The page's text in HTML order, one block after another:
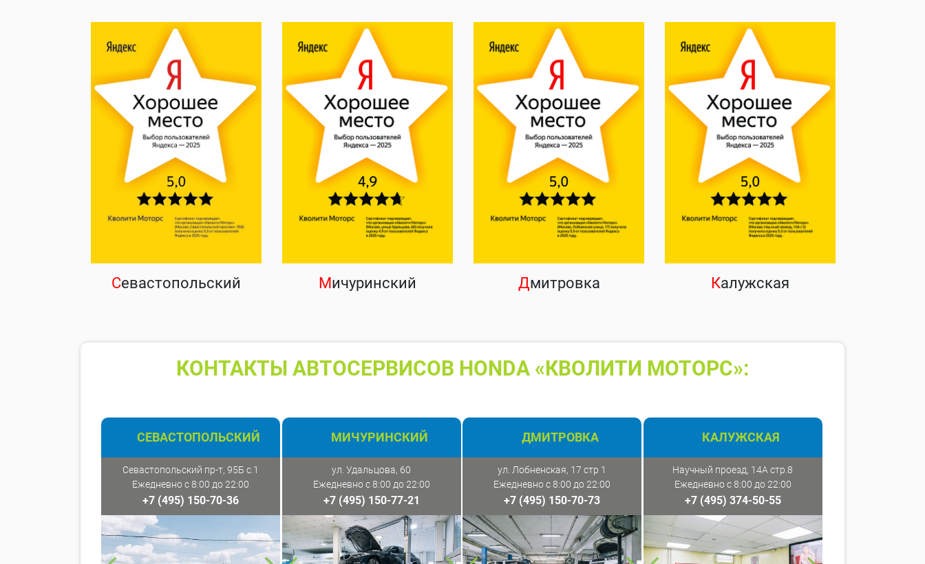
Севастопольский Мичуринский Дмитровка Калужская
КОНТАКТЫ АВТОСЕРВИСОВ HONDA «КВОЛИТИ МОТОРС»:
СЕВАСТОПОЛЬСКИЙ
Севастопольский пр-т, 95Б с.1
Ежедневно с 8:00 до 22:00
+7 (495) 150-70-36
МИЧУРИНСКИЙ
ул. Удальцова, 60
Ежедневно с 8:00 до 22:00
+7 (495) 150-77-21
ДМИТРОВКА
ул. Лобненская, 17 стр 1
Ежедневно с 8:00 до 22:00
+7 (495) 150-70-73
КАЛУЖСКАЯ
Научный проезд, 14А стр.8
Ежедневно с 8:00 до 22:00
+7 (495) 374-50-55